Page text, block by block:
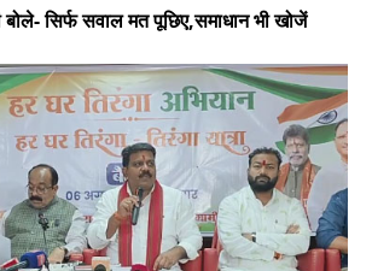
स्कूलों, प्रमुख चौराहों और सामुदायिक भवनों
पर किया जाएगा : शर्मा